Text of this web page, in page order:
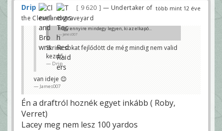
több mint 12 éve
Drip 9 620
— Undertaker of
the Cleveland graveyard
hogy ennyire mindegy legyen, ki az elkapó...
James007
Skrine sokat fejlődött de még mindig nem valid
kezdő
Drip
van ideje 😊
James007
Én a draftról hoznék egyet inkább ( Roby,
Verret)
Lacey meg nem lesz 100 yardos